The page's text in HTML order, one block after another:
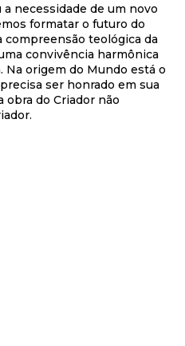
necessidade de um novo
formatar o futuro do
compreensão teológica da
convivência harmônica
Na origem do Mundo está o
ser honrado em sua
obra do Criador não